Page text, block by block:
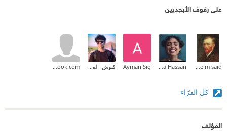
على رفوف الأبجديين
Ayman Sig
كل القرّاء
المؤلف